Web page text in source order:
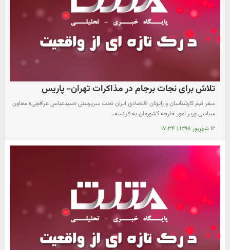
تلاش برای نجات برجام در مذاکرات تهران- پاریس
سفر تیم کارشناسان و رایزنان اقتصادی ایران تحت سرپرستی «سیدعباس عراقچی» معاون
سیاسی وزیر امور خارجه کشورمان به فرانسه…
۱۲ شهریور ۱۳۹۸ | ۱۷:۳۴